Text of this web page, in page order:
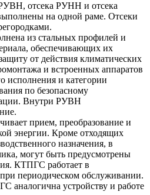
отсека РУНН и отсека
на одной раме. Отсеки
из стальных профилей и
обеспечивающих их
от действия климатических
и встроенных аппаратов
исполнения и категории
по безопасному
Внутри РУВН
прием, преобразование и
энергии. Кроме отходящих
назначения, в
могут быть предусмотрены
КТПГС работает в
периодическом обслуживании.
аналогична устройству и работе